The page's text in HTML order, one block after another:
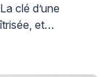
clé d’une
et